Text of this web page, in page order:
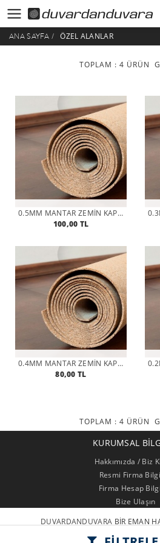
ANA SAYFA / ÖZEL ALANLAR
TOPLAM : 4 ÜRÜN
0.5MM MANTAR ZEMIN KAPLAMASI
100,00 TL
0.4MM MANTAR ZEMIN KAPLAMASI
80,00 TL
TOPLAM : 4 ÜRÜN
KURUMSAL
Hakkımızda / Biz
Resmi Firma
Firma Hesap
Bize Ulaşın
DUVARDANDUVARA BİR EMAN